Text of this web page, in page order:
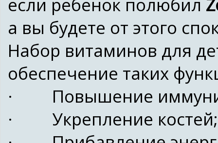
если ребенок полюбил
а вы будете от этого
Набор витаминов для
обеспечение таких
· Повышение
· Укрепление костей;